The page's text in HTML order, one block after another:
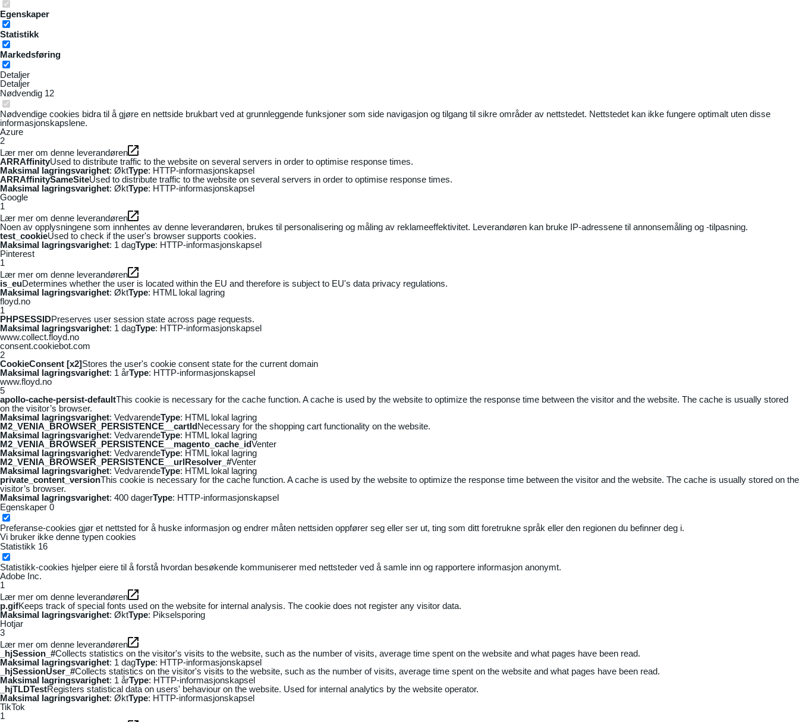
Egenskaper
Statistikk
Markedsføring
Detaljer
Detaljer
Nødvendig 12
Nødvendige cookies bidra til å gjøre en nettside brukbart ved at grunnleggende funksjoner som side navigasjon og tilgang til sikre områder av nettstedet. Nettstedet kan ikke fungere optimalt uten disse
informasjonskapslene.
Azure
2
Lær mer om denne leverandøren
ARRAffinityUsed to distribute traffic to the website on several servers in order to optimise response times.
Maksimal lagringsvarighet: ØktType: HTTP-informasjonskapsel
ARRAffinitySameSiteUsed to distribute traffic to the website on several servers in order to optimise response times.
Maksimal lagringsvarighet: ØktType: HTTP-informasjonskapsel
Google
1
Lær mer om denne leverandøren
Noen av opplysningene som innhentes av denne leverandøren, brukes til personalisering og måling av reklameeffektivitet. Leverandøren kan bruke IP-adressene til annonsemåling og -tilpasning.
test_cookieUsed to check if the user's browser supports cookies.
Maksimal lagringsvarighet: 1 dagType: HTTP-informasjonskapsel
Pinterest
1
Lær mer om denne leverandøren
is_euDetermines whether the user is located within the EU and therefore is subject to EU's data privacy regulations.
Maksimal lagringsvarighet: ØktType: HTML lokal lagring
floyd.no
1
PHPSESSIDPreserves user session state across page requests.
Maksimal lagringsvarighet: 1 dagType: HTTP-informasjonskapsel
www.collect.floyd.no
consent.cookiebot.com
2
CookieConsent [x2]Stores the user's cookie consent state for the current domain
Maksimal lagringsvarighet: 1 årType: HTTP-informasjonskapsel
www.floyd.no
5
apollo-cache-persist-defaultThis cookie is necessary for the cache function. A cache is used by the website to optimize the response time between the visitor and the website. The cache is usually stored
on the visitor’s browser.
Maksimal lagringsvarighet: VedvarendeType: HTML lokal lagring
M2_VENIA_BROWSER_PERSISTENCE__cartIdNecessary for the shopping cart functionality on the website.
Maksimal lagringsvarighet: VedvarendeType: HTML lokal lagring
M2_VENIA_BROWSER_PERSISTENCE__magento_cache_idVenter
Maksimal lagringsvarighet: VedvarendeType: HTML lokal lagring
M2_VENIA_BROWSER_PERSISTENCE__urlResolver_#Venter
Maksimal lagringsvarighet: VedvarendeType: HTML lokal lagring
private_content_versionThis cookie is necessary for the cache function. A cache is used by the website to optimize the response time between the visitor and the website. The cache is usually stored on the
visitor’s browser.
Maksimal lagringsvarighet: 400 dagerType: HTTP-informasjonskapsel
Egenskaper 0
Preferanse-cookies gjør et nettsted for å huske informasjon og endrer måten nettsiden oppfører seg eller ser ut, ting som ditt foretrukne språk eller den regionen du befinner deg i.
Vi bruker ikke denne typen cookies
Statistikk 16
Statistikk-cookies hjelper eiere til å forstå hvordan besøkende kommuniserer med nettsteder ved å samle inn og rapportere informasjon anonymt.
Adobe Inc.
1
Lær mer om denne leverandøren
p.gifKeeps track of special fonts used on the website for internal analysis. The cookie does not register any visitor data.
Maksimal lagringsvarighet: ØktType: Pikselsporing
Hotjar
3
Lær mer om denne leverandøren
_hjSession_#Collects statistics on the visitor's visits to the website, such as the number of visits, average time spent on the website and what pages have been read.
Maksimal lagringsvarighet: 1 dagType: HTTP-informasjonskapsel
_hjSessionUser_#Collects statistics on the visitor's visits to the website, such as the number of visits, average time spent on the website and what pages have been read.
Maksimal lagringsvarighet: 1 årType: HTTP-informasjonskapsel
_hjTLDTestRegisters statistical data on users' behaviour on the website. Used for internal analytics by the website operator.
Maksimal lagringsvarighet: ØktType: HTTP-informasjonskapsel
TikTok
1